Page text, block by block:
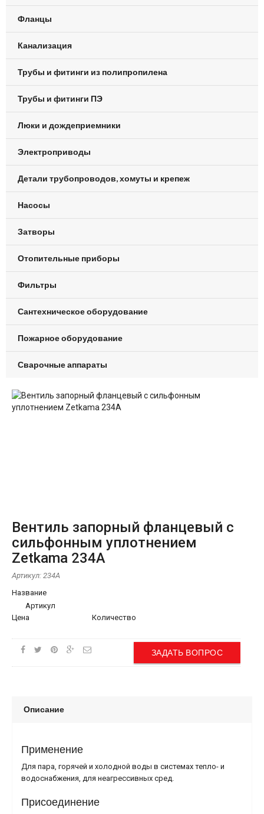
Фланцы
Канализация
Трубы и фитинги из полипропилена
Трубы и фитинги ПЭ
Люки и дождеприемники
Электроприводы
Детали трубопроводов, хомуты и крепеж
Насосы
Затворы
Отопительные приборы
Фильтры
Сантехническое оборудование
Пожарное оборудование
Сварочные аппараты
Вентиль запорный фланцевый с
сильфонным уплотнением
Zetkama 234A
Артикул: 234A
Название
Артикул
Цена
Количество
ЗАДАТЬ ВОПРОС
Описание
Применение
Для пара, горячей и холодной воды в системах тепло- и
водоснабжения, для неагресcивных сред.
Присоединение